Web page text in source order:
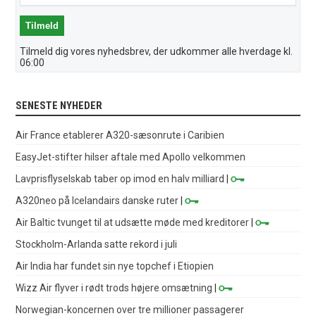
Tilmeld dig vores nyhedsbrev, der udkommer alle hverdage kl.
06:00
SENESTE NYHEDER
Air France etablerer A320-sæsonrute i Caribien
EasyJet-stifter hilser aftale med Apollo velkommen
Lavprisflyselskab taber op imod en halv milliard
|
A320neo på Icelandairs danske ruter |
Air Baltic tvunget til at udsætte møde med kreditorer |
Stockholm-Arlanda satte rekord i juli
Air India har fundet sin nye topchef i Etiopien
Wizz Air flyver i rødt trods højere omsætning |
Norwegian-koncernen over tre millioner passagerer